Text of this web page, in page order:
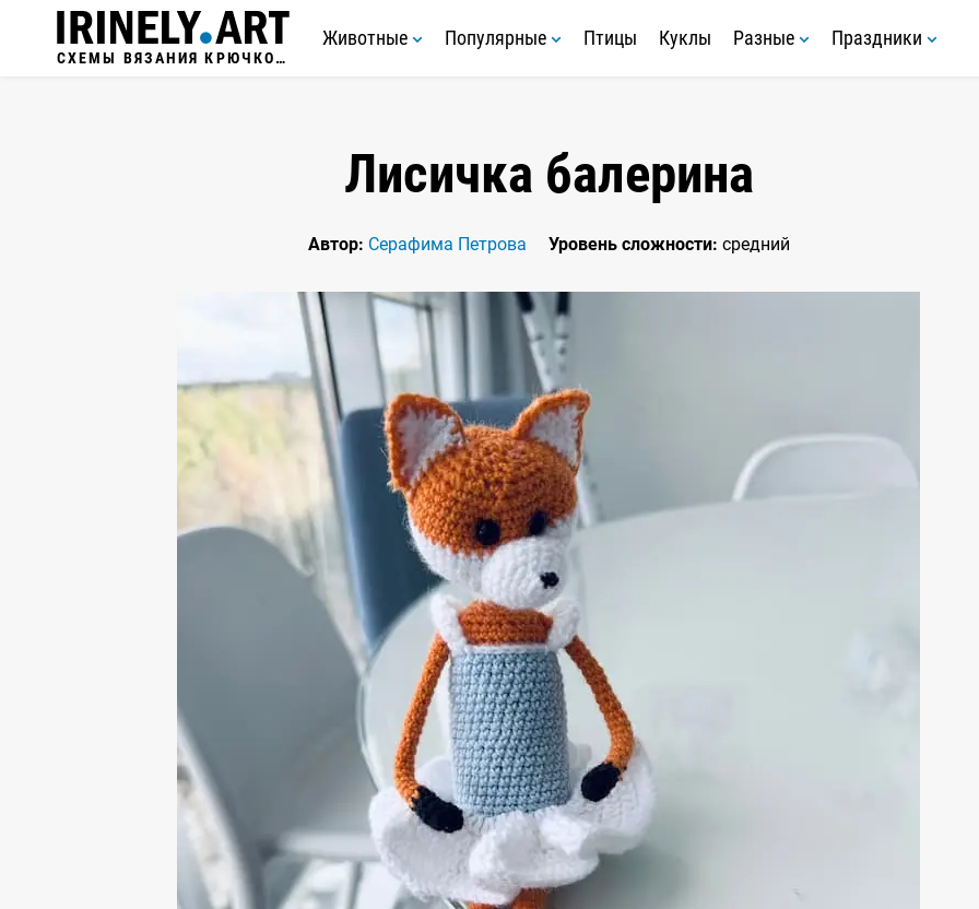
СХЕМЫ ВЯЗАНИЯ КРЮЧКОМ
Животные Популярные Птицы Куклы Разные Праздники
Лисичка балерина
Автор: Серафима Петрова Уровень сложности: средний